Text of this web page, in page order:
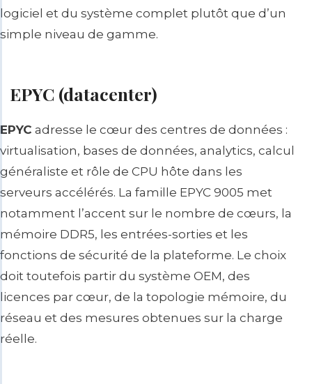
logiciel et du système complet plutôt que d’un
simple niveau de gamme.
EPYC (datacenter)
EPYC adresse le cœur des centres de données :
virtualisation, bases de données, analytics, calcul
généraliste et rôle de CPU hôte dans les
serveurs accélérés. La famille EPYC 9005 met
notamment l’accent sur le nombre de cœurs, la
mémoire DDR5, les entrées-sorties et les
fonctions de sécurité de la plateforme. Le choix
doit toutefois partir du système OEM, des
licences par cœur, de la topologie mémoire, du
réseau et des mesures obtenues sur la charge
réelle.